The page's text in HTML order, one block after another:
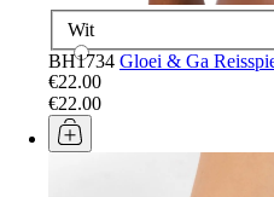
Wit
BH1734 Gloei & Ga
€22.00
€22.00